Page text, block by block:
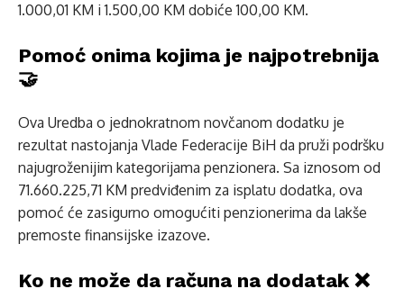
1.000,01 KM i 1.500,00 KM dobiće 100,00 KM.
Pomoć onima kojima je najpotrebnija
🤝
Ova Uredba o jednokratnom novčanom dodatku je
rezultat nastojanja Vlade Federacije BiH da pruži podršku
najugroženijim kategorijama penzionera. Sa iznosom od
71.660.225,71 KM predviđenim za isplatu dodatka, ova
pomoć će zasigurno omogućiti penzionerima da lakše
premoste finansijske izazove.
Ko ne može da računa na dodatak ❌